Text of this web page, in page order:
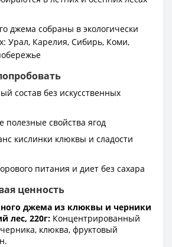
джема собраны в экологически
Урал, Карелия, Сибирь, Коми,
состав без искусственных
полезные свойства ягод
кислинки клюквы и сладости
питания и диет без сахара
ценность
джема из клюквы и черники
лес, 220г: Концентрированный
клюква, фруктовый